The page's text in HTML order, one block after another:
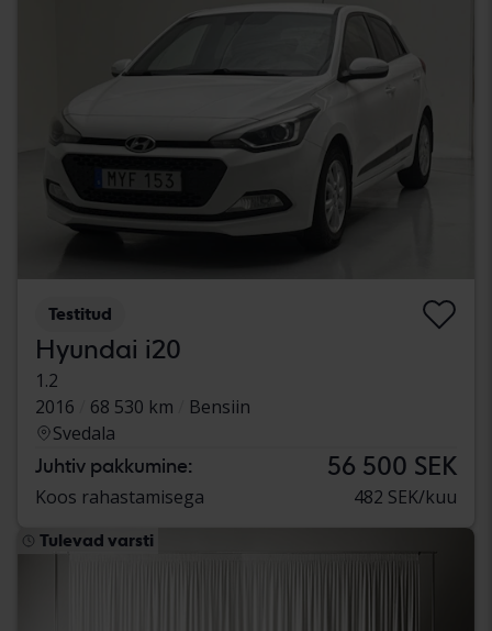
Testitud
Hyundai i20
1.2
2016
68 530 km
Bensiin
Svedala
Juhtiv pakkumine: 56 500 SEK
Koos rahastamisega 482 SEK/kuu
Tulevad varsti